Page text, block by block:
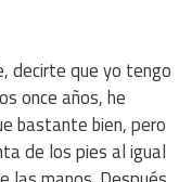
decirte que yo tengo
once años, he
bastante bien, pero
de los pies al igual